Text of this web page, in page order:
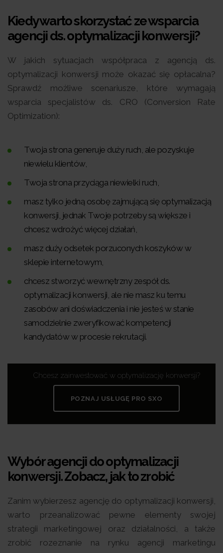
Kiedy warto skorzystać ze wsparcia
agencji ds. optymalizacji konwersji?
W jakich sytuacjach współpraca z agencją ds.
optymalizacji konwersji może okazać się opłacalna?
Sprawdź możliwe scenariusze, które wymagają
wsparcia specjalistów ds. CRO (Conversion Rate
Optimization):
Twoja strona generuje duży ruch, ale pozyskuje
niewielu klientów,
Twoja strona przyciąga niewielki ruch,
masz tylko jedną osobę zajmującą się optymalizacją
konwersji, jednak Twoje potrzeby są większe i
chcesz wdrożyć więcej działań,
masz duży odsetek porzuconych koszyków w
sklepie internetowym,
chcesz stworzyć wewnętrzny zespół ds.
optymalizacji konwersji, ale nie masz ku temu
zasobów ani doświadczenia i nie jesteś w stanie
samodzielnie zweryfikować kompetencji
kandydatów w procesie rekrutacji.
Chcesz zainwestować w optymalizację konwersji?
POZNAJ USŁUGĘ PRO SXO
Wybór agencji do optymalizacji
konwersji. Zobacz, jak to zrobić
Zanim wybierzesz agencję do optymalizacji konwersji,
warto przeanalizować pewne elementy swojej
strategii marketingowej oraz działalności, a także
zrobić rozeznanie na rynku agencji marketingu